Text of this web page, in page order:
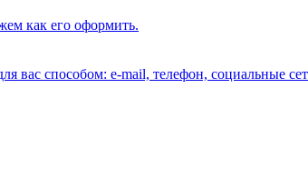
как его оформить.
вас способом: e-mail, телефон, социальные